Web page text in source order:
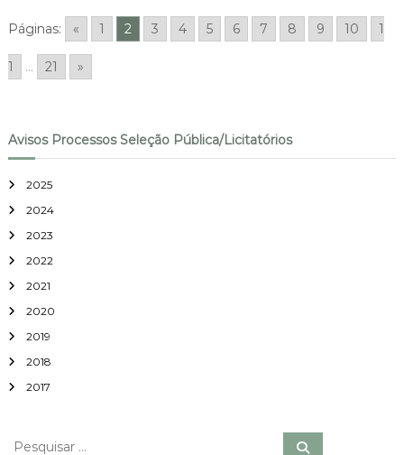
Páginas: « 1 2 3 4 5 6 7 8 9 10 1
1 ... 21 »
Avisos Processos Seleção Pública/Licitatórios
2025
2024
2023
2022
2021
2020
2019
2018
2017
P
P